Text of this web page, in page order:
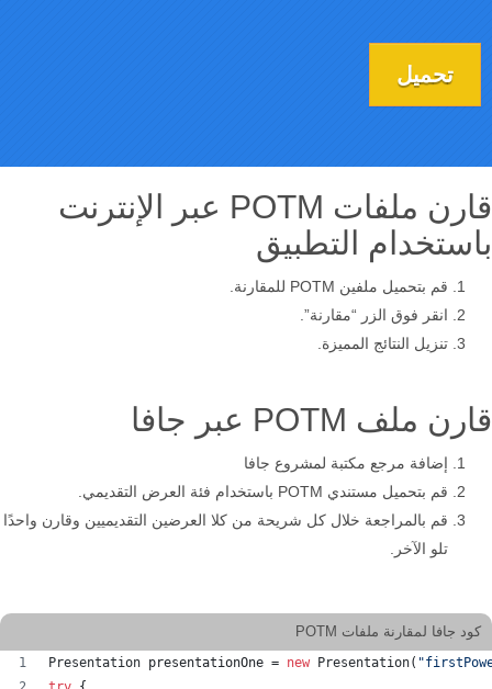
تحميل
قارن ملفات POTM عبر الإنترنت
باستخدام التطبيق
قم بتحميل ملفين POTM للمقارنة.
انقر فوق الزر “مقارنة”.
تنزيل النتائج المميزة.
قارن ملف POTM عبر جافا
إضافة مرجع مكتبة لمشروع جافا
قم بتحميل مستندي POTM باستخدام فئة العرض التقديمي.
قم بالمراجعة خلال كل شريحة من كلا العرضين التقديميين وقارن واحدًا
تلو الآخر.
كود جافا لمقارنة ملفات POTM
Presentation presentationOne = new Presentation(